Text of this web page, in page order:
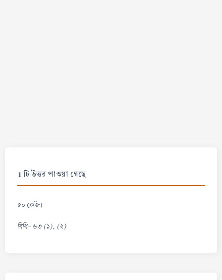
1 টি উত্তর পাওয়া গেছে
৫০ কেজি।
বিধি- ৬৩ (১), (২)